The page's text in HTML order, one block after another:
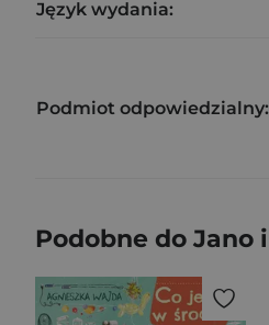
Język wydania:
Podmiot odpowiedzialny:
Podobne do Jano